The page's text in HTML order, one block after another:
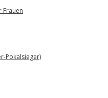
Frauen
Pokalsieger)